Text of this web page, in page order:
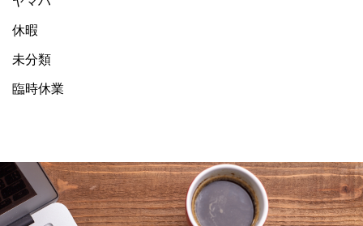
休暇
未分類
臨時休業